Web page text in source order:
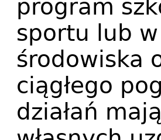
program
sportu lub
środowiska
ciągłego
działań